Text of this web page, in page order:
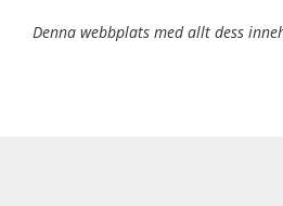
Denna webbplats med allt dess